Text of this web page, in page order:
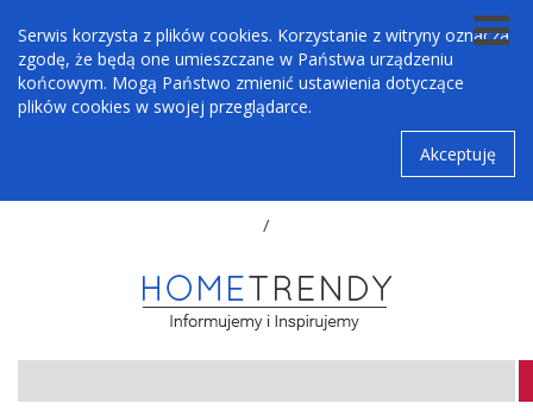
Serwis korzysta z plików cookies. Korzystanie z witryny oznacza
zgodę, że będą one umieszczane w Państwa urządzeniu
końcowym. Mogą Państwo zmienić ustawienia dotyczące
plików cookies w swojej przeglądarce.
Akceptuję
/